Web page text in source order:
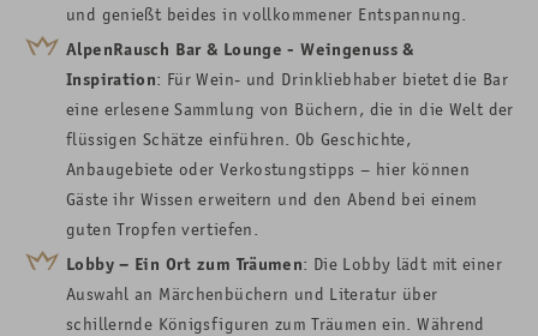
und genießt beides in vollkommener Entspannung.
AlpenRausch Bar & Lounge - Weingenuss &
Inspiration: Für Wein- und Drinkliebhaber bietet die Bar
eine erlesene Sammlung von Büchern, die in die Welt der
flüssigen Schätze einführen. Ob Geschichte,
Anbaugebiete oder Verkostungstipps – hier können
Gäste ihr Wissen erweitern und den Abend bei einem
guten Tropfen vertiefen.
Lobby – Ein Ort zum Träumen: Die Lobby lädt mit einer
Auswahl an Märchenbüchern und Literatur über
schillernde Königsfiguren zum Träumen ein. Während